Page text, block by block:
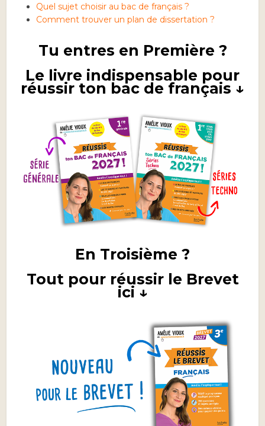
Quel sujet choisir au bac de français ?
Comment trouver un plan de dissertation ?
Tu entres en Première ?
Le livre indispensable pour
réussir ton bac de français ↓
En Troisième ?
Tout pour réussir le Brevet
ici ↓